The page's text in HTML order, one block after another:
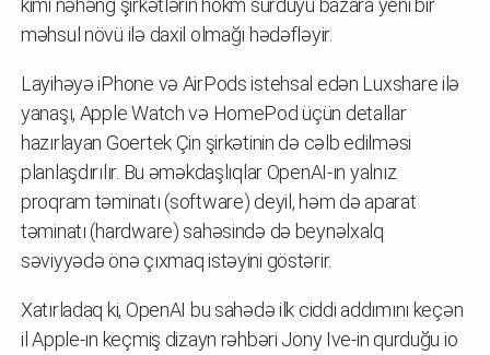
kimi nəhəng şirkətlərin hökm sürdüyü bazara yeni bir
məhsul növü ilə daxil olmağı hədəfləyir.
Layihəyə iPhone və AirPods istehsal edən Luxshare ilə
yanaşı, Apple Watch və HomePod üçün detallar
hazırlayan Goertek Çin şirkətinin də cəlb edilməsi
planlaşdırılır. Bu əməkdaşlıqlar OpenAI-ın yalnız
proqram təminatı (software) deyil, həm də aparat
təminatı (hardware) sahəsində də beynəlxalq
səviyyədə önə çıxmaq istəyini göstərir.
Xatırladaq ki, OpenAI bu sahədə ilk ciddi addımını keçən
il Apple-ın keçmiş dizayn rəhbəri Jony Ive-in qurduğu io